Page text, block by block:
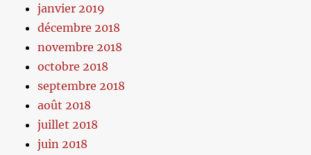
janvier 2019
décembre 2018
novembre 2018
octobre 2018
septembre 2018
août 2018
juillet 2018
juin 2018